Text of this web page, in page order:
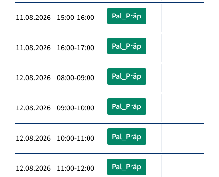
11.08.2026 15:00-16:00 Pal_Präp
11.08.2026 16:00-17:00 Pal_Präp
12.08.2026 08:00-09:00 Pal_Präp
12.08.2026 09:00-10:00 Pal_Präp
12.08.2026 10:00-11:00 Pal_Präp
12.08.2026 11:00-12:00 Pal_Präp